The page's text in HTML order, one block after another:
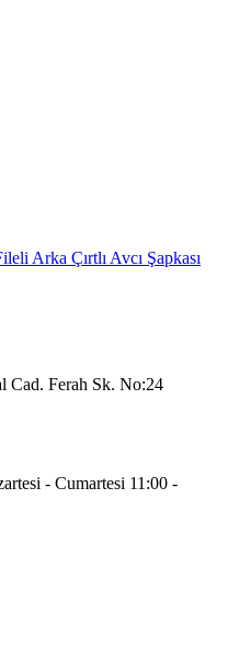
Arka Çırtlı Avcı Şapkası
Cad. Ferah Sk. No:24
- Cumartesi 11:00 -